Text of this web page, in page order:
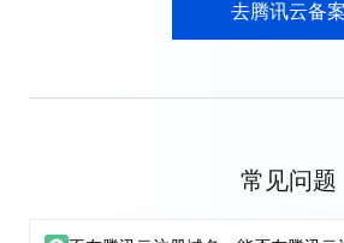
去腾讯云备案
常见问题